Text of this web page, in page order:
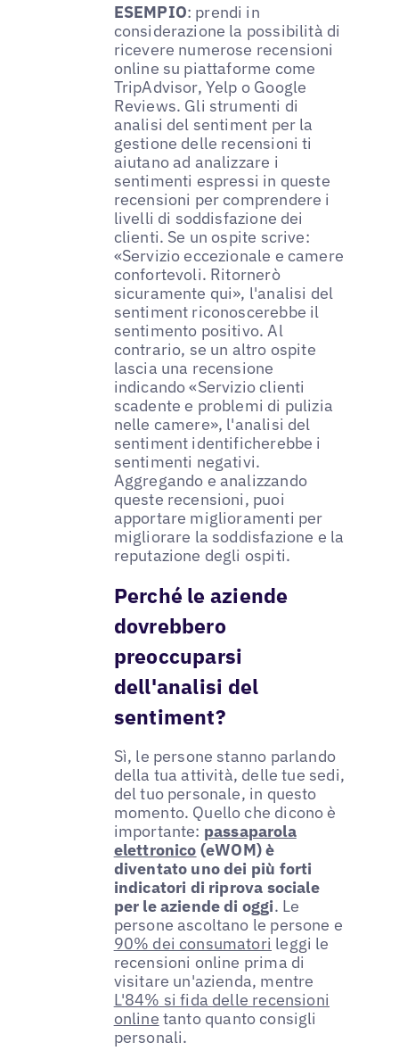
ESEMPIO: prendi in
considerazione la possibilità di
ricevere numerose recensioni
online su piattaforme come
TripAdvisor, Yelp o Google
Reviews. Gli strumenti di
analisi del sentiment per la
gestione delle recensioni ti
aiutano ad analizzare i
sentimenti espressi in queste
recensioni per comprendere i
livelli di soddisfazione dei
clienti. Se un ospite scrive:
«Servizio eccezionale e camere
confortevoli. Ritornerò
sicuramente qui», l'analisi del
sentiment riconoscerebbe il
sentimento positivo. Al
contrario, se un altro ospite
lascia una recensione
indicando «Servizio clienti
scadente e problemi di pulizia
nelle camere», l'analisi del
sentiment identificherebbe i
sentimenti negativi.
Aggregando e analizzando
queste recensioni, puoi
apportare miglioramenti per
migliorare la soddisfazione e la
reputazione degli ospiti.
Perché le aziende
dovrebbero
preoccuparsi
dell'analisi del
sentiment?
Sì, le persone stanno parlando
della tua attività, delle tue sedi,
del tuo personale, in questo
momento. Quello che dicono è
importante: passaparola
elettronico (eWOM) è
diventato uno dei più forti
indicatori di riprova sociale
per le aziende di oggi. Le
persone ascoltano le persone e
90% dei consumatori leggi le
recensioni online prima di
visitare un'azienda, mentre
L'84% si fida delle recensioni
online tanto quanto consigli
personali.